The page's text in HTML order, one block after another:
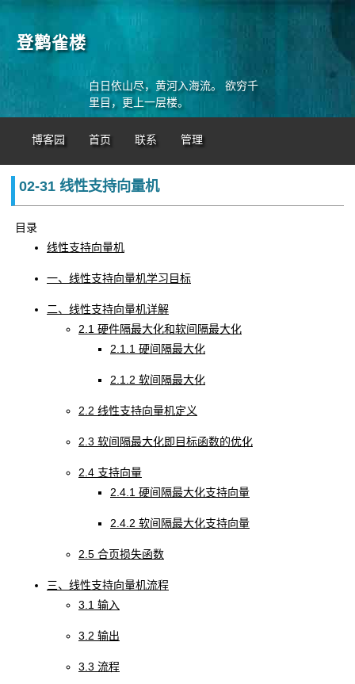
登鹳雀楼
白日依山尽，黄河入海流。 欲穷千
里目，更上一层楼。
博客园 首页 联系 管理
02-31 线性支持向量机
目录
线性支持向量机
一、线性支持向量机学习目标
二、线性支持向量机详解
2.1 硬件隔最大化和软间隔最大化
2.1.1 硬间隔最大化
2.1.2 软间隔最大化
2.2 线性支持向量机定义
2.3 软间隔最大化即目标函数的优化
2.4 支持向量
2.4.1 硬间隔最大化支持向量
2.4.2 软间隔最大化支持向量
2.5 合页损失函数
三、线性支持向量机流程
3.1 输入
3.2 输出
3.3 流程